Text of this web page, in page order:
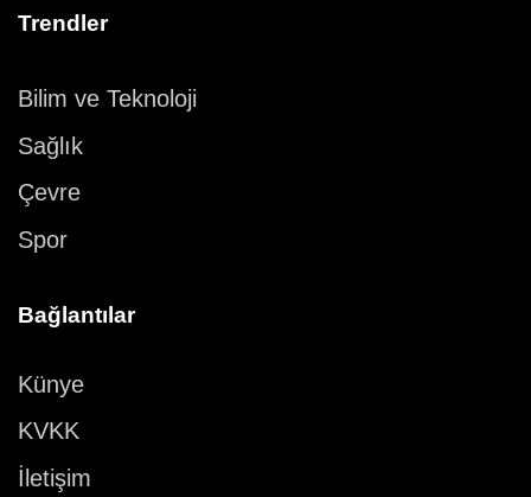
Trendler
Bilim ve Teknoloji
Sağlık
Çevre
Spor
Bağlantılar
Künye
KVKK
İletişim